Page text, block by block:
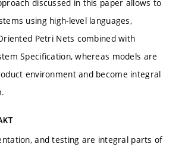
discussed in this paper allows to
using high-level languages,
Petri Nets combined with
Specification, whereas models are
environment and become integral
and testing are integral parts of